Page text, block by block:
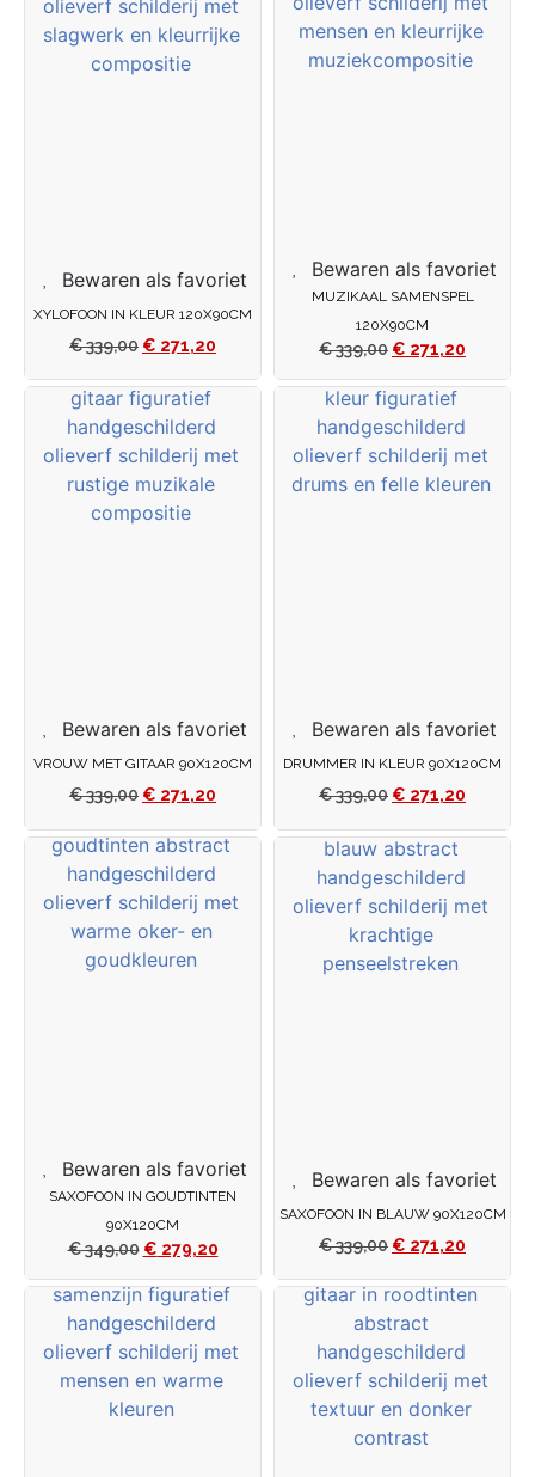
Bewaren als favoriet
XYLOFOON IN KLEUR 120X90CM
€339,00 € 271,20
Bewaren als favoriet
MUZIKAAL SAMENSPEL
120X90CM
€339,00 € 271,20
Bewaren als favoriet
VROUW MET GITAAR 90X120CM
€339,00 € 271,20
Bewaren als favoriet
DRUMMER IN KLEUR 90X120CM
€339,00 € 271,20
Bewaren als favoriet
SAXOFOON IN GOUDTINTEN
90X120CM
€349,00 € 279,20
Bewaren als favoriet
SAXOFOON IN BLAUW 90X120CM
€339,00 € 271,20